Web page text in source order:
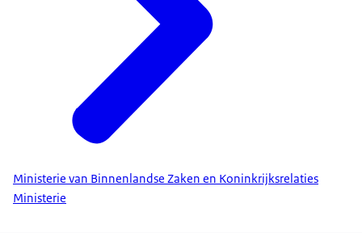
Ministerie van Binnenlandse Zaken en Koninkrijksrelaties
Ministerie